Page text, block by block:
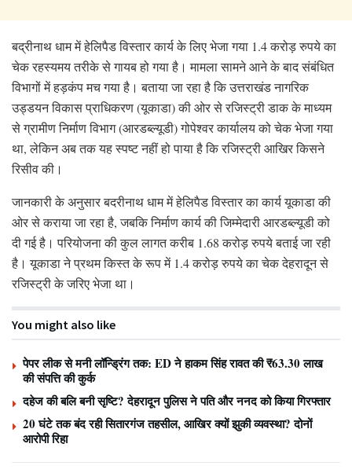
बद्रीनाथ धाम में हेलिपैड विस्तार कार्य के लिए भेजा गया 1.4 करोड़ रुपये का
चेक रहस्यमय तरीके से गायब हो गया है। मामला सामने आने के बाद संबंधित
विभागों में हड़कंप मच गया है। बताया जा रहा है कि उत्तराखंड नागरिक
उड्डयन विकास प्राधिकरण (यूकाडा) की ओर से रजिस्ट्री डाक के माध्यम
से ग्रामीण निर्माण विभाग (आरडब्ल्यूडी) गोपेश्वर कार्यालय को चेक भेजा गया
था, लेकिन अब तक यह स्पष्ट नहीं हो पाया है कि रजिस्ट्री आखिर किसने
रिसीव की।
जानकारी के अनुसार बदरीनाथ धाम में हेलिपैड विस्तार का कार्य यूकाडा की
ओर से कराया जा रहा है, जबकि निर्माण कार्य की जिम्मेदारी आरडब्ल्यूडी को
दी गई है। परियोजना की कुल लागत करीब 1.68 करोड़ रुपये बताई जा रही
है। यूकाडा ने प्रथम किस्त के रूप में 1.4 करोड़ रुपये का चेक देहरादून से
रजिस्ट्री के जरिए भेजा था।
You might also like
पेपर लीक से मनी लॉन्ड्रिंग तक: ED ने हाकम सिंह रावत की ₹63.30 लाख
की संपत्ति की कुर्क
दहेज की बलि बनी सृष्टि? देहरादून पुलिस ने पति और ननद को किया गिरफ्तार
20 घंटे तक बंद रही सितारगंज तहसील, आखिर क्यों झुकी व्यवस्था? दोनों
आरोपी रिहा